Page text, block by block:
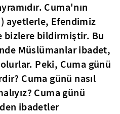
Cuma'nın
ayetlerle, Efendimiz
bizlere bildirmiştir. Bu
Müslümanlar ibadet,
Peki, Cuma günü
Cuma günü nasıl
Cuma günü
ibadetler